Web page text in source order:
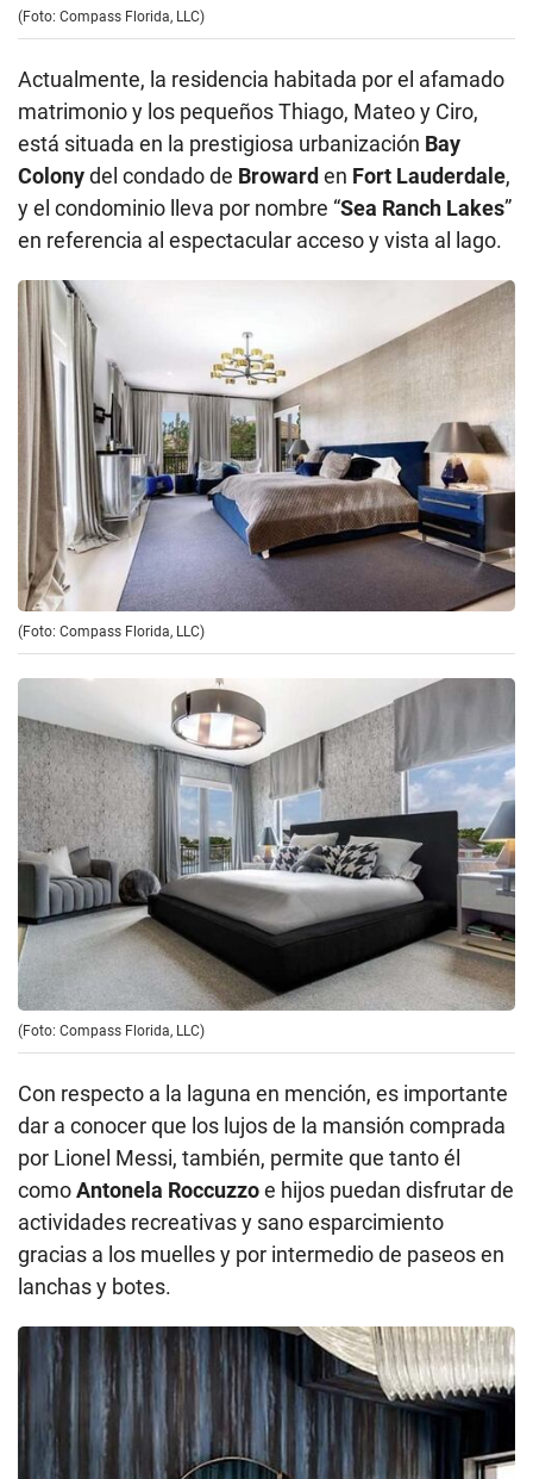
(Foto: Compass Florida, LLC)
Actualmente, la residencia habitada por el afamado
matrimonio y los pequeños Thiago, Mateo y Ciro,
está situada en la prestigiosa urbanización Bay
Colonydel condado de Broward en Fort Lauderdale,
y el condominio lleva por nombre “Sea Ranch Lakes”
en referencia al espectacular acceso y vista al lago.
(Foto: Compass Florida, LLC)
(Foto: Compass Florida, LLC)
Con respecto a la laguna en mención, es importante
dar a conocer que los lujos de la mansión comprada
por Lionel Messi, también, permite que tanto él
comoAntonela Roccuzzoe hijos puedan disfrutar de
actividades recreativas y sano esparcimiento
gracias a los muelles y por intermedio de paseos en
lanchas y botes.